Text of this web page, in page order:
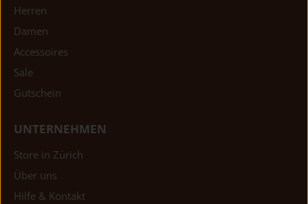
Herren
Damen
Accessoires
Sale
Gutschein
UNTERNEHMEN
Store in Zürich
Über uns
Hilfe & Kontakt